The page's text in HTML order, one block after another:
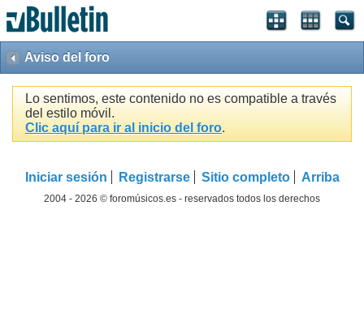
Aviso del foro
Lo sentimos, este contenido no es compatible a través
del estilo móvil.
Clic aquí para ir al inicio del foro.
Iniciar sesión Registrarse Sitio completo Arriba
2004 - 2026 © foromúsicos.es - reservados todos los derechos